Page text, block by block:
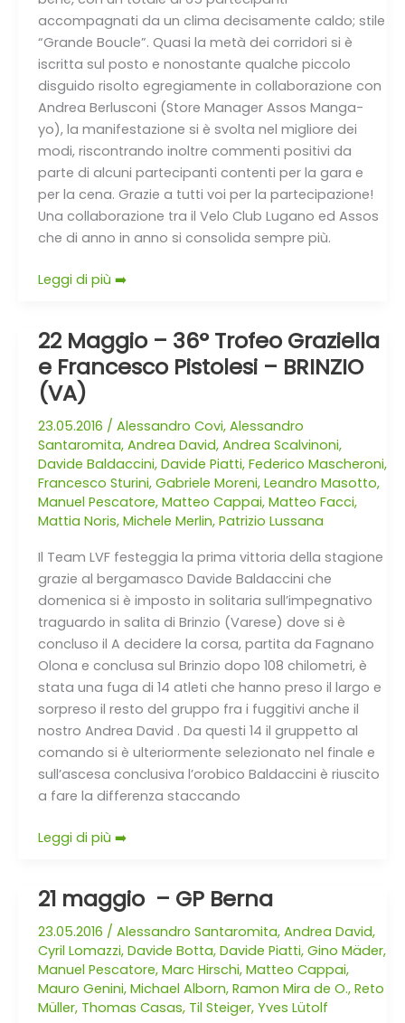
accompagnati da un clima decisamente caldo; stile
“Grande Boucle”. Quasi la metà dei corridori si è
iscritta sul posto e nonostante qualche piccolo
disguido risolto egregiamente in collaborazione con
Andrea Berlusconi (Store Manager Assos Manga-
yo), la manifestazione si è svolta nel migliore dei
modi, riscontrando inoltre commenti positivi da
parte di alcuni partecipanti contenti per la gara e
per la cena. Grazie a tutti voi per la partecipazione!
Una collaborazione tra il Velo Club Lugano ed Assos
che di anno in anno si consolida sempre più.
e
Velo
Club
Lugano
Leggi di più ➡️
22 Maggio – 36° Trofeo Graziella
e Francesco Pistolesi – BRINZIO
(VA)
23.05.2016 / Alessandro Covi, Alessandro
Santaromita, Andrea David, Andrea Scalvinoni,
Davide Baldaccini, Davide Piatti, Federico Mascheroni,
Francesco Sturini, Gabriele Moreni, Leandro Masotto,
Manuel Pescatore, Matteo Cappai, Matteo Facci,
Mattia Noris, Michele Merlin, Patrizio Lussana
Il Team LVF festeggia la prima vittoria della stagione
grazie al bergamasco Davide Baldaccini che
domenica si è imposto in solitaria sull’impegnativo
traguardo in salita di Brinzio (Varese) dove si è
concluso il A decidere la corsa, partita da Fagnano
Olona e conclusa sul Brinzio dopo 108 chilometri, è
stata una fuga di 14 atleti che hanno preso il largo e
sorpreso il resto del gruppo fra i fuggitivi anche il
nostro Andrea David . Da questi 14 il gruppetto al
comando si è ulteriormente selezionato nel finale e
sull’ascesa conclusiva l’orobico Baldaccini è riuscito
a fare la differenza staccando
22
Maggio
–
36°
Trofeo
Graziella
e
Francesco
Pistolesi
BRINZIO
(VA)
Leggi di più ➡️
21 maggio – GP Berna
23.05.2016 / Alessandro Santaromita, Andrea David,
Cyril Lomazzi, Davide Botta, Davide Piatti, Gino Mäder,
Manuel Pescatore, Marc Hirschi, Matteo Cappai,
Mauro Genini, Michael Alborn, Ramon Mira de O., Reto
Müller, Thomas Casas, Til Steiger, Yves Lütolf
21
–
GP
Berna